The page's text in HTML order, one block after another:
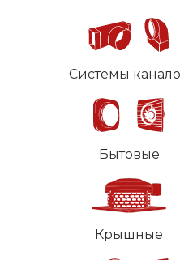
Системы
Бытовые
Крышные